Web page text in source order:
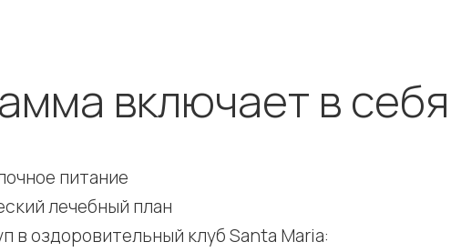
включает в себя
питание
лечебный план
в оздоровительный клуб Santa Maria: